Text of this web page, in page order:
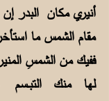
أنيري مكان
مقام الشمس ما
ففيك من الشمسِ
لها منك التبــسم